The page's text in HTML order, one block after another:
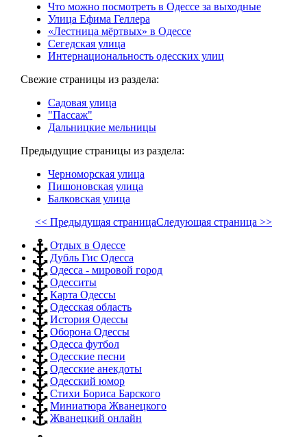
Что можно посмотреть в Одессе за выходные
Улица Ефима Геллера
«Лестница мёртвых» в Одессе
Сегедская улица
Интернациональность одесских улиц
Свежие страницы из раздела:
Садовая улица
"Пассаж"
Дальницкие мельницы
Предыдущие страницы из раздела:
Черноморская улица
Пишоновская улица
Балковская улица
<< Предыдущая страницаСледующая страница >>
Отдых в Одессе
Дубль Гис Одесса
Одесса - мировой город
Одесситы
Карта Одессы
Одесская область
История Одессы
Оборона Одессы
Одесса футбол
Одесские песни
Одесские анекдоты
Одесский юмор
Стихи Бориса Барского
Миниатюра Жванецкого
Жванецкий онлайн